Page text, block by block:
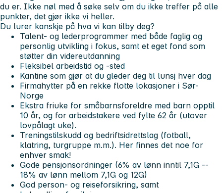
du er. Ikke nøl med å søke selv om du ikke treffer på alle
punkter, det gjør ikke vi heller.
Du lurer kanskje på hva vi kan tilby deg?
Talent- og lederprogrammer med både faglig og
personlig utvikling i fokus, samt et eget fond som
støtter din videreutdanning
Fleksibel arbeidstid og -sted
Kantine som gjør at du gleder deg til lunsj hver dag
Firmahytter på en rekke flotte lokasjoner i Sør-
Norge
Ekstra friuke for småbarnsforeldre med barn opptil
10 år, og for arbeidstakere ved fylte 62 år (utover
lovpålagt uke).
Treningstilskudd og bedriftsidrettslag (fotball,
klatring, turgruppe m.m.). Her finnes det noe for
enhver smak!
Gode pensjonsordninger (6% av lønn inntil 7,1G --
18% av lønn mellom 7,1G og 12G)
God person- og reiseforsikring, samt